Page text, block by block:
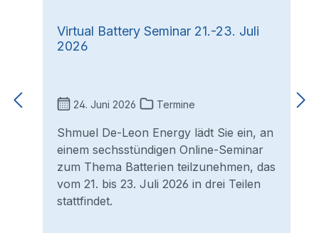
Virtual Battery Seminar 21.-23. Juli
2026
24. Juni 2026 Termine
Shmuel De-Leon Energy lädt Sie ein, an
einem sechsstündigen Online-Seminar
zum Thema Batterien teilzunehmen, das
vom 21. bis 23. Juli 2026 in drei Teilen
stattfindet.